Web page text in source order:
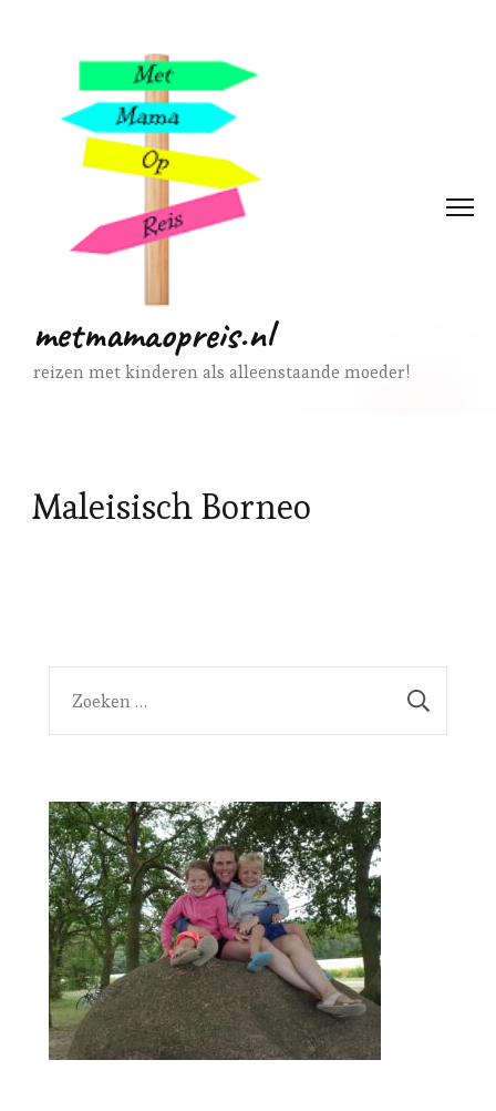
metmamaopreis.nl
reizen met kinderen als alleenstaande moeder!
Maleisisch Borneo